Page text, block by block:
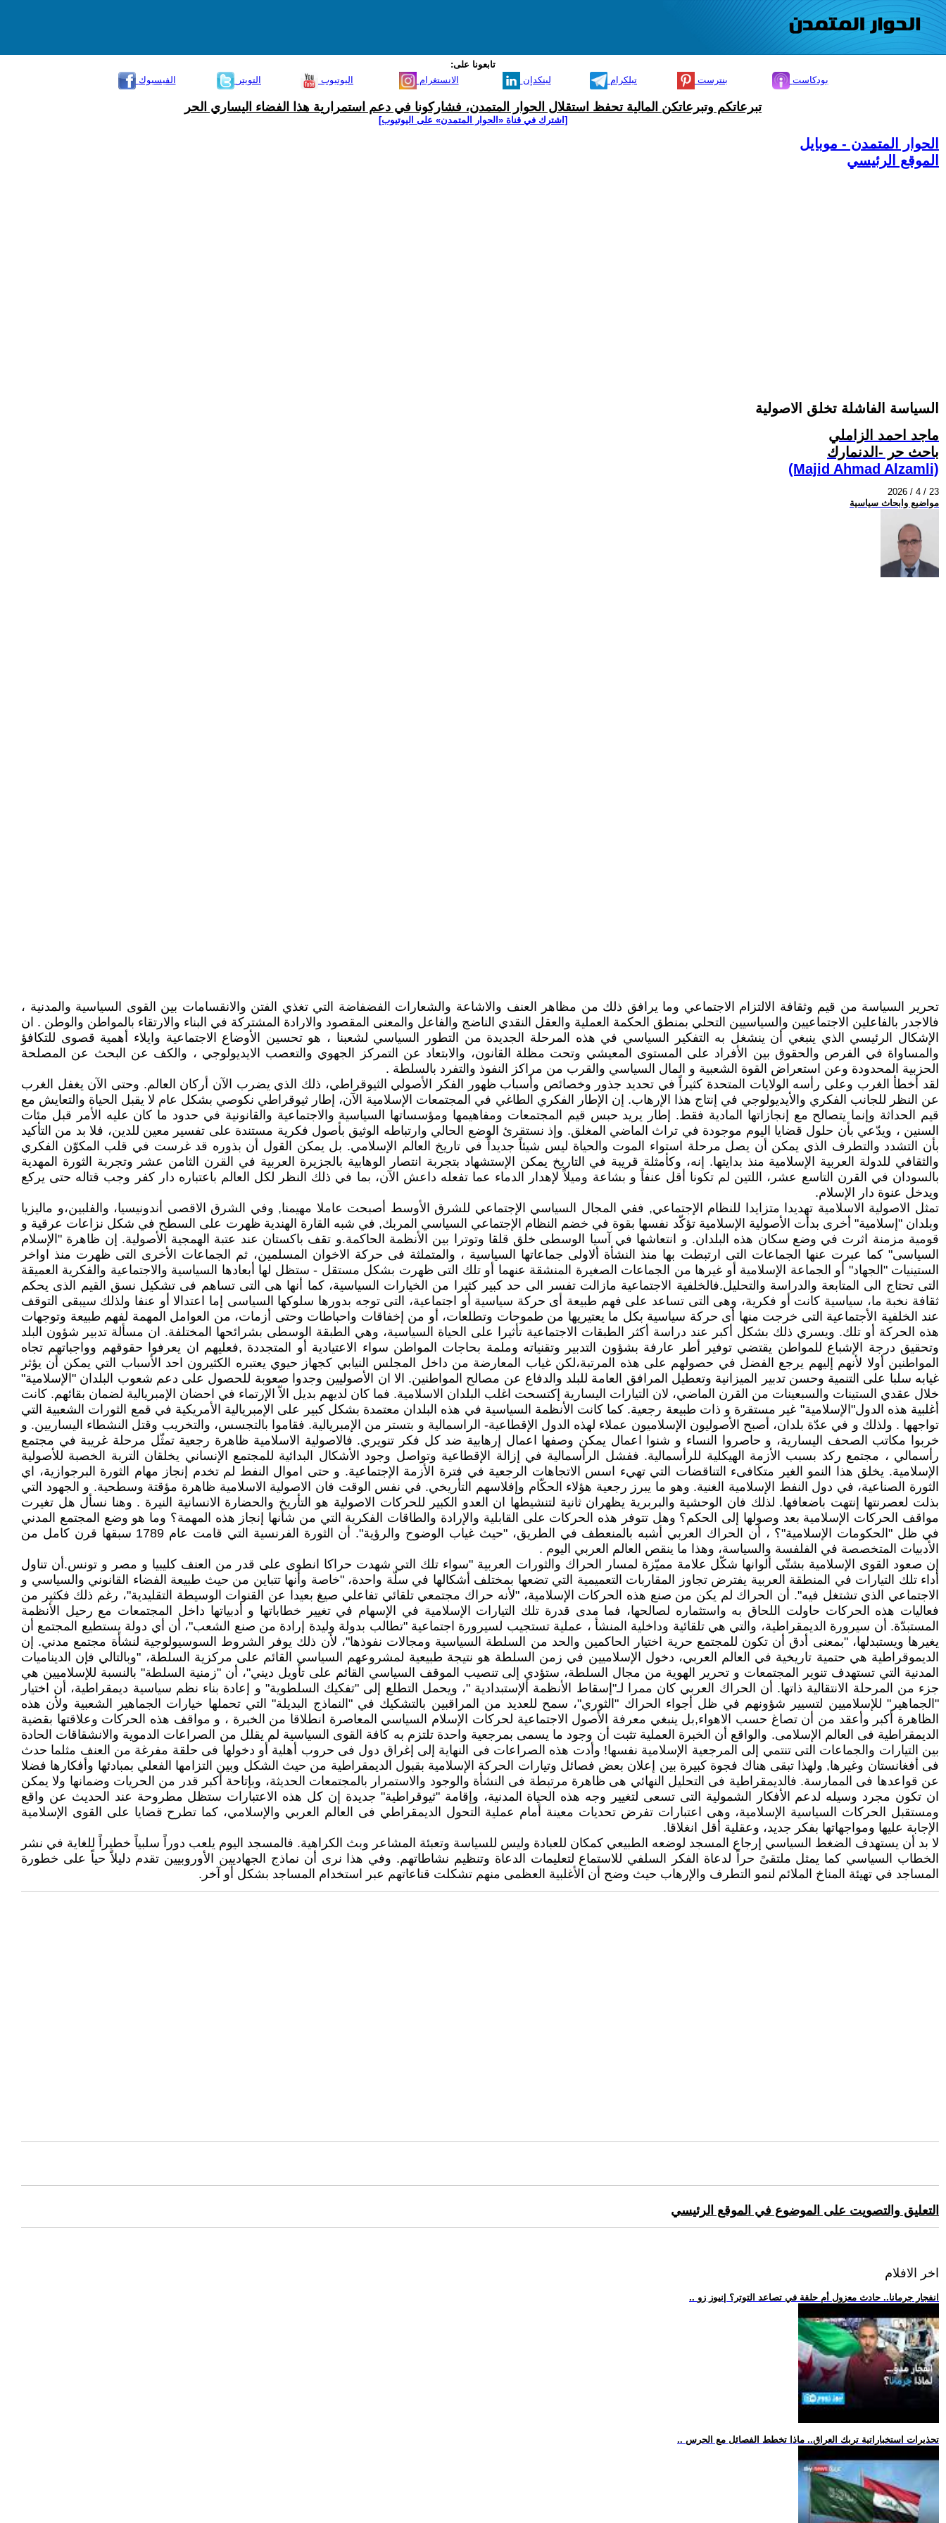
تابعونا على:
الفيسبوك
التويتر اليوتيوب الانستغرام لينكدإن تيلكرام بنترست بودكاست
تبرعاتكم وتبرعاتكن المالية تحفظ استقلال الحوار المتمدن، فشاركونا في دعم استمرارية هذا الفضاء اليساري الحر
[اشترك في قناة ‫«الحوار المتمدن» على اليوتيوب]
الحوار المتمدن - موبايل
الموقع الرئيسي
السياسة الفاشلة تخلق الاصولية
ماجد احمد الزاملي
باحث حر -الدنمارك
(Majid Ahmad Alzamli)
2026 / 4 / 23
مواضيع وابحاث سياسية
تحرير السياسة من قيم وثقافة الالتزام الاجتماعي وما يرافق ذلك من مظاهر العنف والاشاعة والشعارات الفضفاضة التي تغذي الفتن والانقسامات بين القوى السياسية والمدنية ،
فالاجدر بالفاعلين الاجتماعيين والسياسيين التحلي بمنطق الحكمة العملية والعقل النقدي الناضج والفاعل والمعنى المقصود والارادة المشتركة في البناء والارتقاء بالمواطن والوطن . ان
الإشكال الرئيسي الذي ينبغي أن ينشغل به التفكير السياسي في هذه المرحلة الجديدة من التطور السياسي لشعبنا ، هو تحسين الأوضاع الاجتماعية وايلاء أهمية قصوى للتكافؤ
والمساواة في الفرص والحقوق بين الأفراد على المستوى المعيشي وتحت مظلة القانون، والابتعاد عن التمركز الجهوي والتعصب الايديولوجي ، والكف عن البحث عن المصلحة
الحزبية المحدودة وعن استعراض القوة الشعبية و المال السياسي والقرب من مراكز النفوذ والتفرد بالسلطة .
لقد أخطأ الغرب وعلى رأسه الولايات المتحدة كثيراً في تحديد جذور وخصائص وأسباب ظهور الفكر الأصولي الثيوقراطي، ذلك الذي يضرب الآن أركان العالم. وحتى الآن يغفل الغرب
عن النظر للجانب الفكري والأيديولوجي في إنتاج هذا الإرهاب. إن الإطار الفكري الطاغي في المجتمعات الإسلامية الآن، إطار ثيوقراطي نكوصي بشكل عام لا يقبل الحياة والتعايش مع
قيم الحداثة وإنما يتصالح مع إنجازاتها المادية فقط. إطار يريد حبس قيم المجتمعات ومفاهيمها ومؤسساتها السياسية والاجتماعية والقانونية في حدود ما كان عليه الأمر قبل مئات
السنين ، ويدّعي بأن حلول قضايا اليوم موجودة في تراث الماضي المغلق. وإذ نستقرئ الوضع الحالي وارتباطه الوثيق بأصول فكرية مستندة على تفسير معين للدين، فلا بد من التأكيد
بأن التشدد والتطرف الذي يمكن أن يصل مرحلة استواء الموت والحياة ليس شيئاً جديداً في تاريخ العالم الإسلامي. بل يمكن القول أن بذوره قد غرست في قلب المكوّن الفكري
والثقافي للدولة العربية الإسلامية منذ بدايتها. إنه، وكأمثلة قريبة في التاريخ يمكن الإستشهاد بتجربة انتصار الوهابية بالجزيرة العربية في القرن الثامن عشر وتجربة الثورة المهدية
بالسودان في القرن التاسع عشر، اللتين لم تكونا أقل عنفاً و بشاعة وميلاً لإهدار الدماء عما تفعله داعش الآن، بما في ذلك النظر لكل العالم باعتباره دار كفر وجب قتاله حتى يركع
ويدخل عنوة دار الإسلام.
تمثل الاصولية الاسلامية تهديدا متزايدا للنظام الإجتماعي, ففي المجال السياسي الإجتماعي للشرق الأوسط أصبحت عاملا مهيمنا, وفي الشرق الاقصى أندونيسيا، والفلبين،و ماليزيا
وبلدان "إسلامية" أخرى بدأت الأصولية الإسلامية تؤكّد نفسها بقوة في خضم النظام الإجتماعي السياسي المربك, في شبه القارة الهندية ظهرت على السطح في شكل نزاعات عرقية و
قومية مزمنة اثرت في وضع سكان هذه البلدان. و انتعاشها في آسيا الوسطى خلق قلقا وتوترا بين الأنظمة الحاكمة.و تقف باكستان عند عتبة الهمجية الأصولية. إن ظاهرة "الإسلام
السياسى" كما عبرت عنها الجماعات التى ارتبطت بها منذ النشأة ألاولى جماعاتها السياسية ، والمتملثة فى حركة الاخوان المسلمين، ثم الجماعات الأخرى التى ظهرت منذ اواخر
الستينيات "الجهاد" أو الجماعة الإسلامية أو غيرها من الجماعات الصغيرة المنشقة عنهما أو تلك التى ظهرت بشكل مستقل - ستظل لها أبعادها السياسية والاجتماعية والفكرية العميقة
التى تحتاج الى المتابعة والدراسة والتحليل.فالخلفية الاجتماعية مازالت تفسر الى حد كبير كثيرا من الخيارات السياسية، كما أنها هى التى تساهم فى تشكيل نسق القيم الذى يحكم
ثقافة نخبة ما، سياسية كانت أو فكرية، وهى التى تساعد على فهم طبيعة أى حركة سياسية أو اجتماعية، التى توجه بدورها سلوكها السياسى إما اعتدالا أو عنفا ولذلك سيبقى التوقف
عند الخلفية الأجتماعية التى خرجت منها أى حركة سياسية بكل ما يعتيريها من طموحات وتطلعات، أو من إخفاقات واحباطات وحتى أزمات، من العوامل المهمة لفهم طبيعة وتوجهات
هذه الحركة أو تلك. ويسري ذلك بشكل أكبر عند دراسة أكثر الطبقات الاجتماعية تأثيرا على الحياة السياسية، وهي الطبقة الوسطى بشرائحها المختلفة. ان مسألة تدبير شؤون البلد
وتحقيق درجة الإشباع للمواطن يقتضي توفير أطر عارفة بشؤون التدبير وتقنياته وملمة بحاجات المواطن سواء الاعتيادية أو المتجددة ,فعليهم ان يعرفوا حقوقهم وواجباتهم تجاه
المواطنين أولا لأنهم إليهم يرجع الفضل في حصولهم على هذه المرتبة،لكن غياب المعارضة من داخل المجلس النيابي كجهاز حيوي يعتبره الكثيرون احد الأسباب التي يمكن أن يؤثر
غيابه سلبا على التنمية وحسن تدبير الميزانية وتعطيل المرافق العامة للبلد والدفاع عن مصالح المواطنين. الا ان الأصوليين وجدوا صعوبة للحصول على دعم شعوب البلدان "الإسلامية"
خلال عقدي الستينات والسبعينات من القرن الماضي، لان التيارات اليسارية إكتسحت اغلب البلدان الاسلامية. فما كان لديهم بديل الاّ الإرتماء في احضان الإمبريالية لضمان بقائهم. كانت
أغلبية هذه الدول"الإسلامية" غير مستقرة و ذات طبيعة رجعية. كما كانت الأنظمة السياسية في هذه البلدان معتمدة بشكل كبير على الإمبريالية الأمريكية في قمع الثورات الشعبية التي
تواجهها . ولذلك و في عدّة بلدان، أصبح الأصوليون الإسلاميون عملاء لهذه الدول الإقطاعية- الراسمالية و بتستر من الإمبريالية. فقاموا بالتجسس، والتخريب وقتل النشطاء اليساريين. و
خربوا مكاتب الصحف اليسارية، و حاصروا النساء و شنوا اعمال يمكن وصفها اعمال إرهابية ضد كل فكر تنويري. فالاصولية الاسلامية ظاهرة رجعية تمثّل مرحلة غريبة في مجتمع
رأسمالي ، مجتمع ركد بسبب الأزمة الهيكلية للرأسمالية. ففشل الرأسمالية في إزالة الإقطاعية وتواصل وجود الأشكال البدائية للمجتمع الإنساني يخلقان التربة الخصبة للأصولية
الإسلامية. يخلق هذا النمو الغير متكافىء التناقضات التي تهيء اسس الاتجاهات الرجعية في فترة الأزمة الإجتماعية. و حتى اموال النفط لم تخدم إنجاز مهام الثورة البرجوازية، اي
الثورة الصناعية، في دول النفط الإسلامية الغنية. وهو ما يبرز رجعية هؤلاء الحكّام وإفلاسهم التأريخي. في نفس الوقت فان الاصولية الاسلامية ظاهرة مؤقتة وسطحية. و الجهود التي
بذلت لعصرنتها إنتهت باضعافها. لذلك فان الوحشية والبربرية يظهران ثانية لتنشيطها ان العدو الكبير للحركات الاصولية هو التأريخ والحضارة الانسانية النيرة . وهنا نسأل هل تغيرت
مواقف الحركات الإسلامية بعد وصولها إلى الحكم؟ وهل تتوفر هذه الحركات على القابلية والإرادة والطاقات الفكرية التي من شأنها إنجاز هذه المهمة؟ وما هو وضع المجتمع المدني
في ظل "الحكومات الإسلامية"؟ ، أن الحراك العربي أشبه بالمنعطف في الطريق، "حيث غياب الوضوح والرؤية". أن الثورة الفرنسية التي قامت عام 1789 سبقها قرن كامل من
الأدبيات المتخصصة في الفلفسة والسياسة، وهذا ما ينقص العالم العربي اليوم .
إن صعود القوى الإسلامية بشتّى ألوانها شكّل علامة مميّزة لمسار الحراك والثورات العربية "سواء تلك التي شهدت حراكا انطوى على قدر من العنف كليبيا و مصر و تونس.أن تناول
أداء تلك التيارات في المنطقة العربية يفترض تجاوز المقاربات التعميمية التي تضعها بمختلف أشكالها في سلّة واحدة، "خاصة وأنها تتباين من حيث طبيعة الفضاء القانوني والسياسي و
الاجتماعي الذي تشتغل فيه". أن الحراك لم يكن من صنع هذه الحركات الإسلامية، "لأنه حراك مجتمعي تلقائي تفاعلي صيغ بعيدا عن القنوات الوسيطة التقليدية"، رغم ذلك فكثير من
فعاليات هذه الحركات حاولت اللحاق به واستثماره لصالحها، فما مدى قدرة تلك التيارات الإسلامية في الإسهام في تغيير خطاباتها و أدبياتها داخل المجتمعات مع رحيل الأنظمة
المستبدّة. أن سيرورة الديمقراطية، والتي هي تلقائية وداخلية المنشأ ، عملية تستجيب لسيرورة اجتماعية "تطالب بدولة وليدة إرادة من صنع الشعب"، أن أي دولة يستطيع المجتمع أن
يغيرها ويستبدلها، "بمعنى أدق أن تكون للمجتمع حرية اختيار الحاكمين والحد من السلطة السياسية ومجالات نفوذها"، لأن ذلك يوفر الشروط السوسيولوجية لنشأة مجتمع مدني. إن
الديموقراطية هي حتمية تاريخية في العالم العربي، دخول الإسلاميين في زمن السلطة هو نتيجة طبيعية لمشروعهم السياسي القائم على مركزية السلطة، "وبالتالي فإن الديناميات
المدنية التي تستهدف تنوير المجتمعات و تحرير الهوية من مجال السلطة، ستؤدي إلى تنصيب الموقف السياسي القائم على تأويل ديني"، أن "زمنية السلطة" بالنسبة للإسلاميين هي
جزء من المرحلة الانتقالية ذاتها. أن الحراك العربي كان ممرا لـ"إسقاط الأنظمة ألإستبدادية "، ويحمل التطلع إلى "تفكيك السلطوية" و إعادة بناء نظم سياسية ديمقراطية، أن اختيار
"الجماهير" للإسلاميين لتسيير شؤونهم في ظل أجواء الحراك "الثوري"، سمح للعديد من المراقبين بالتشكيك في "النماذج البديلة" التي تحملها خيارات الجماهير الشعبية ولأن هذه
الظاهرة أكبر وأعقد من أن تصاغ حسب الاهواء,بل ينبغي معرفة الأصول الاجتماعية لحركات الإسلام السياسي المعاصرة انطلاقا من الخبرة ، و مواقف هذه الحركات وعلاقتها بقضية
الديمقراطية فى العالم الإسلامى. والواقع أن الخبرة العملية تثبت أن وجود ما يسمى بمرجعية واحدة تلتزم به كافة القوى السياسية لم يقلل من الصراعات الدموية والانشقاقات الحادة
بين التيارات والجماعات التى تنتمي إلى المرجعية الإسلامية نفسها! وأدت هذه الصراعات فى النهاية إلى إغراق دول فى حروب أهلية أو دخولها فى حلقة مفرغة من العنف مثلما حدث
فى أفغانستان وغيرها, ولهذا تبقى هناك فجوة كبيرة بين إعلان بعض فصائل وتيارات الحركة الإسلامية بقبول الديمقراطية من حيث الشكل وبين التزامها الفعلي بمبادئها وأفكارها فضلا
عن قواعدها فى الممارسة. فالديمقراطية فى التحليل النهائي هى ظاهرة مرتبطة فى النشأة والوجود والاستمرار بالمجتمعات الحديثة، وبإتاحة أكبر قدر من الحريات وضمانها ولا يمكن
ان تكون مجرد وسيله لدعم الأفكار الشمولية التى تسعى لتغيير وجه هذه الحياة المدنية، وإقامة "ثيوقراطية" جديدة إن كل هذه الاعتبارات ستظل مطروحة عند الحديث عن واقع
ومستقبل الحركات السياسية الإسلامية، وهى اعتبارات تفرض تحديات معينة أمام عملية التحول الديمقراطي فى العالم العربي والإسلامي، كما تطرح قضايا على القوى الإسلامية
الإجابة عليها ومواجهاتها بفكر جديد، وعقلية أقل انغلاقا.
لا بد أن يستهدف الضغط السياسي إرجاع المسجد لوضعه الطبيعي كمكان للعبادة وليس للسياسة وتعبئة المشاعر وبث الكراهية. فالمسجد اليوم يلعب دوراً سلبياً خطيراً للغاية في نشر
الخطاب السياسي كما يمثل ملتقىً حراً لدعاة الفكر السلفي للاستماع لتعليمات الدعاة وتنظيم نشاطاتهم. وفي هذا نرى أن نماذج الجهاديين الأوروبيين تقدم دليلاً حياً على خطورة
المساجد في تهيئة المناخ الملائم لنمو التطرف والإرهاب حيث وضح أن الأغلبية العظمى منهم تشكلت قناعاتهم عبر استخدام المساجد بشكل أو آخر.
التعليق والتصويت على الموضوع في الموقع الرئيسي
اخر الافلام
.. انفجار جرمانا.. حادث معزول أم حلقة في تصاعد التوتر؟ |نيوز زو
.. تحذيرات استخباراتية تربك العراق.. ماذا تخطط الفصائل مع الحرس